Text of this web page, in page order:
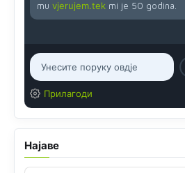
mu vjerujem.tek mi je 50 godina.
Прилагоди
Најаве